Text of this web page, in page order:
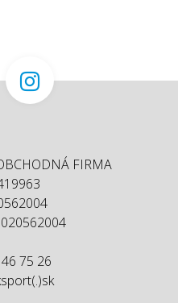
FIRMA
75 26